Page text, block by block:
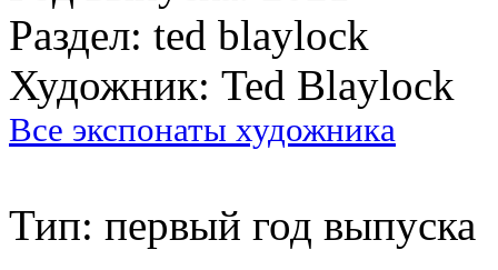
Раздел: ted blaylock
Художник: Ted Blaylock
Все экспонаты художника
Тип: первый год выпуска